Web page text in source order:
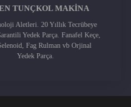
TUNÇKOL MAKINA
Aletleri. 20 Yıllık Tecrübeye
Yedek Parça. Fanafel Keçe,
Fag Rulman vb Orjinal
Yedek Parça.